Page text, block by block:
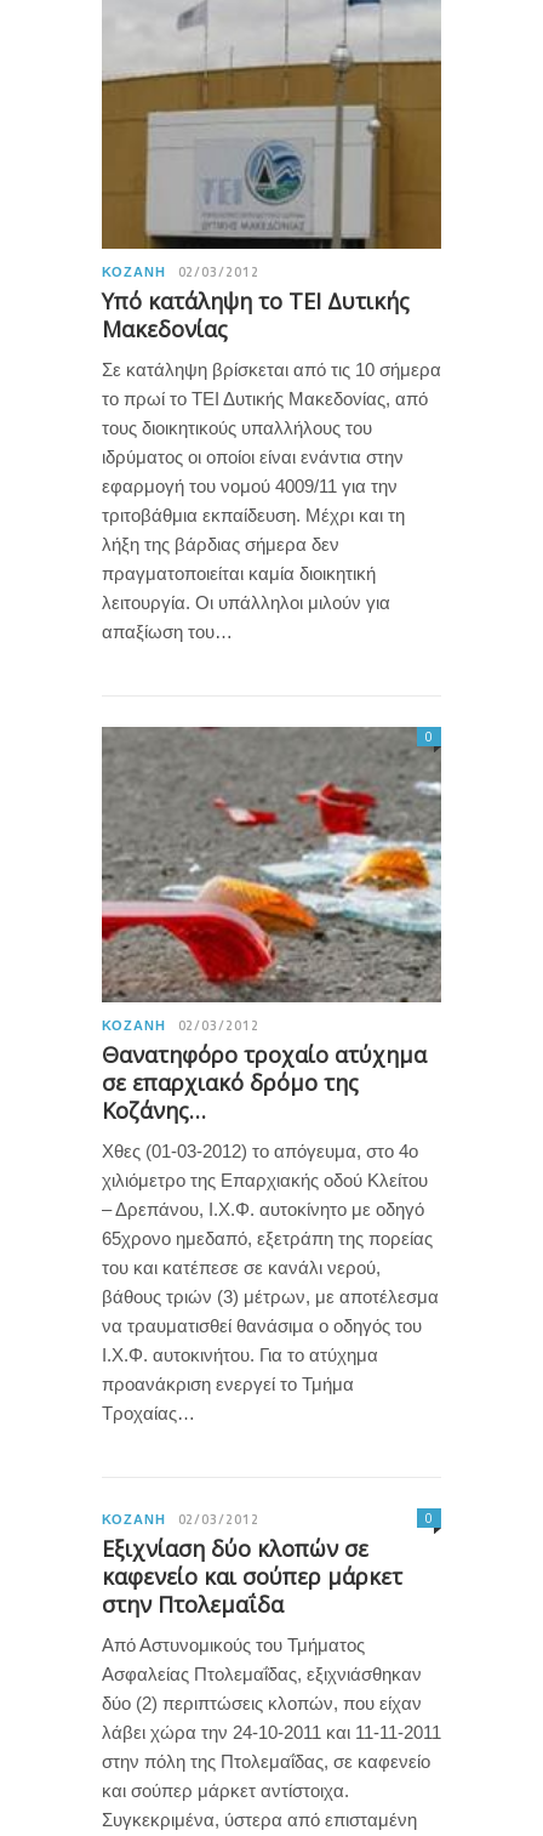
ΚΟΖΆΝΗ 02/03/2012
Υπό κατάληψη το ΤΕΙ Δυτικής
Μακεδονίας
Σε κατάληψη βρίσκεται από τις 10 σήμερα
το πρωί το ΤΕΙ Δυτικής Μακεδονίας, από
τους διοικητικούς υπαλλήλους του
ιδρύματος οι οποίοι είναι ενάντια στην
εφαρμογή του νομού 4009/11 για την
τριτοβάθμια εκπαίδευση. Μέχρι και τη
λήξη της βάρδιας σήμερα δεν
πραγματοποιείται καμία διοικητική
λειτουργία. Οι υπάλληλοι μιλούν για
απαξίωση του…
ΚΟΖΆΝΗ 02/03/2012
Θανατηφόρο τροχαίο ατύχημα
σε επαρχιακό δρόμο της
Κοζάνης…
0
Χθες (01-03-2012) το απόγευμα, στο 4ο
χιλιόμετρο της Επαρχιακής οδού Κλείτου
– Δρεπάνου, Ι.Χ.Φ. αυτοκίνητο με οδηγό
65χρονο ημεδαπό, εξετράπη της πορείας
του και κατέπεσε σε κανάλι νερού,
βάθους τριών (3) μέτρων, με αποτέλεσμα
να τραυματισθεί θανάσιμα ο οδηγός του
Ι.Χ.Φ. αυτοκινήτου. Για το ατύχημα
προανάκριση ενεργεί το Τμήμα
Τροχαίας…
ΚΟΖΆΝΗ 02/03/2012
Εξιχνίαση δύο κλοπών σε
καφενείο και σούπερ μάρκετ
στην Πτολεμαΐδα
0
Από Αστυνομικούς του Τμήματος
Ασφαλείας Πτολεμαΐδας, εξιχνιάσθηκαν
δύο (2) περιπτώσεις κλοπών, που είχαν
λάβει χώρα την 24-10-2011 και 11-11-2011
στην πόλη της Πτολεμαΐδας, σε καφενείο
και σούπερ μάρκετ αντίστοιχα.
Συγκεκριμένα, ύστερα από επισταμένη